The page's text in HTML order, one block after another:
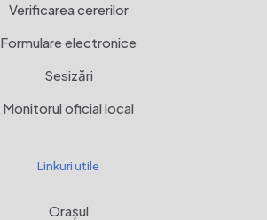
Verificarea cererilor
Formulare electronice
Sesizări
Monitorul oficial local
Linkuri utile
Orașul